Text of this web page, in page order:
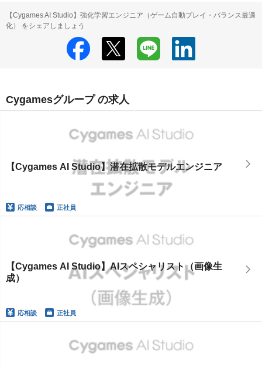
【Cygames AI Studio】強化学習エンジニア（ゲーム自動プレイ・バランス最適
化） をシェアしましょう
Cygamesグループ の求人
【Cygames AI Studio】潜在拡散モデルエンジニア
応相談 正社員
【Cygames AI Studio】AIスペシャリスト（画像生
成）
応相談 正社員